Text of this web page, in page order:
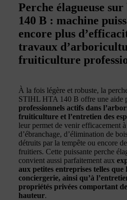
Perche élagueuse
140 B : machine
encore plus
travaux
fruiticulture
À la fois légère et robuste, la
STIHL HTA 140 B offre une aide
professionnels actifs dans
fruiticulture et l’entretien des
leur permet de venir efficacement
d’ébranchage, d’élimination de
détruits par la tempête ou encore
fruitiers. Cette puissante perche
convient aussi parfaitement aux
aux petites entreprises telles que
conciergerie, ainsi qu’à
propriétés privées comportant
hauteur.